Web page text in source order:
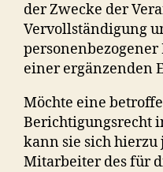
der Zwecke der
Vervollständigung
einer ergänzenden
Möchte eine
Berichtigungsrecht
kann sie sich
Mitarbeiter des für